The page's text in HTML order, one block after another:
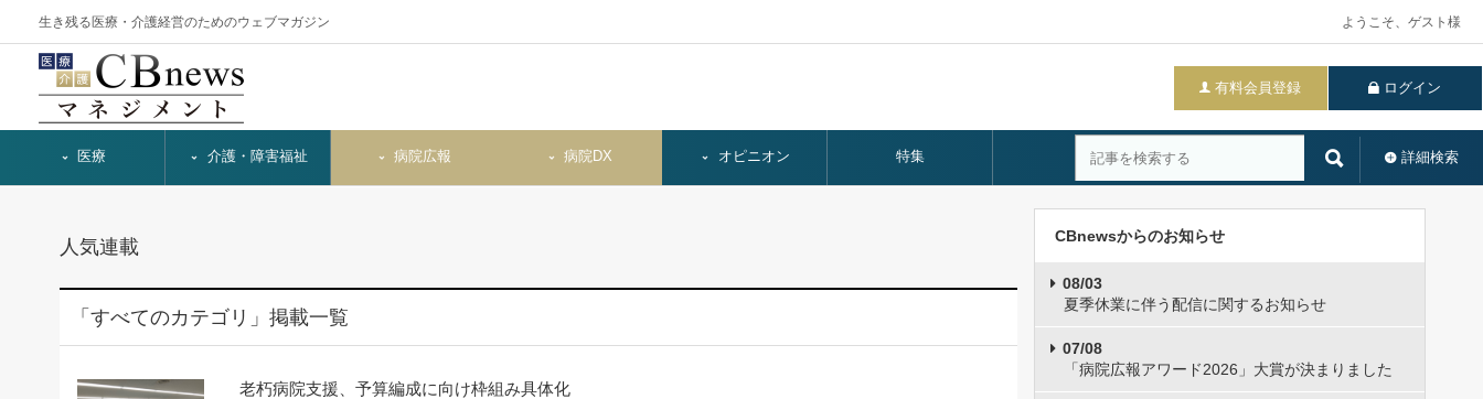
生き残る医療・介護経営のためのウェブマガジン ようこそ、ゲスト様
有料会員登録 ログイン
詳細検索
医療 介護・障害福祉 病院広報 病院DX オピニオン 特集
人気連載
「すべてのカテゴリ」掲載一覧
老朽病院支援、予算編成に向け枠組み具体化
CBnewsからのお知らせ
08/03
夏季休業に伴う配信に関するお知らせ
07/08
「病院広報アワード2026」大賞が決まりました